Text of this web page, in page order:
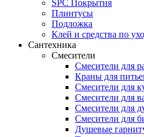
SPC Покрытия
Плинтусы
Подложка
Клей и средства по
Сантехника
Смесители
Смесители для
Краны для
Смесители для
Смесители для
Смесители для
Смесители для
Душевые